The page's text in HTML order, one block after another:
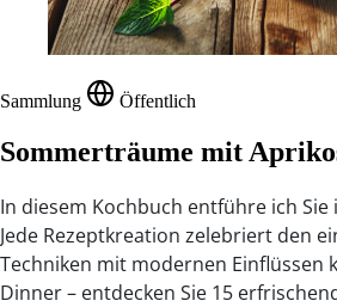
Sammlung Öffentlich
Sommerträume mit
In diesem Kochbuch entführe ich
Jede Rezeptkreation zelebriert den
Techniken mit modernen Einflüssen
Dinner – entdecken Sie 15